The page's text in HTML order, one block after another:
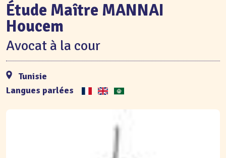
Étude Maître MANNAI
Houcem
Avocat à la cour
Tunisie
Langues parlées